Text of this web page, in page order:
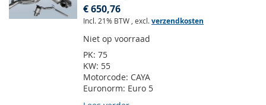
€ 650,76
Incl. 21% BTW , excl.verzendkosten
Niet op voorraad
PK: 75
KW: 55
Motorcode: CAYA
Euronorm: Euro 5